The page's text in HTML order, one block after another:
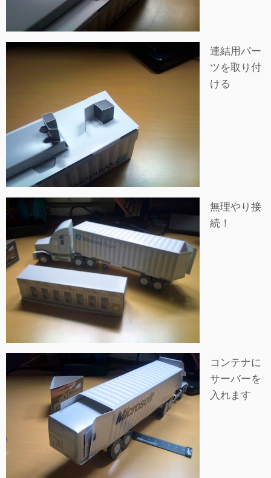
連結用パー
ツを取り付
ける
無理やり接
続！
コンテナに
サーバーを
入れます